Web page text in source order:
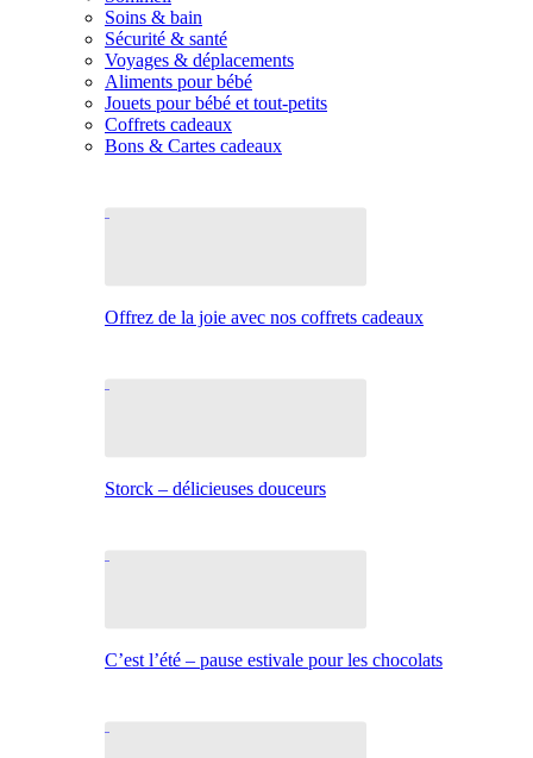
Soins & bain
Sécurité & santé
Voyages & déplacements
Aliments pour bébé
Jouets pour bébé et tout-petits
Coffrets cadeaux
Bons & Cartes cadeaux
Offrez de la joie avec nos coffrets cadeaux
Storck – délicieuses douceurs
C’est l’été – pause estivale pour les chocolats